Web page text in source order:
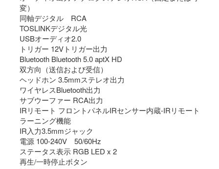
変）
同軸デジタル RCA
TOSLINKデジタル光
USBオーディオ2.0
トリガー 12Vトリガー出力
Bluetooth Bluetooth 5.0 aptX HD
双方向（送信および受信）
ヘッドホン 3.5mmステレオ出力
ワイヤレスBluetooth出力
サブウーファー RCA出力
IRリモート フロントパネルIRセンサー内蔵-IRリモート
ラーニング機能
IR入力3.5mmジャック
電源 100-240V 50/60Hz
ステータス表示 RGB LED x 2
再生/一時停止ボタン